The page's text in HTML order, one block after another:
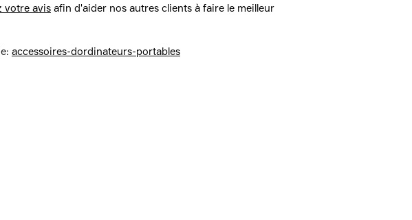
votre avis afin d'aider nos autres clients à faire le meilleur
accessoires-dordinateurs-portables